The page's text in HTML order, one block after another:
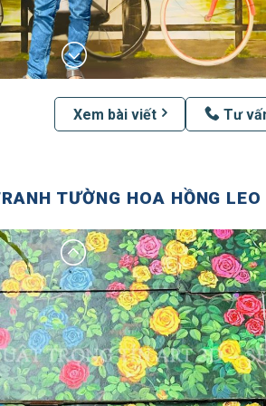
Xem bài viết Tư
TƯỜNG HOA HỒNG